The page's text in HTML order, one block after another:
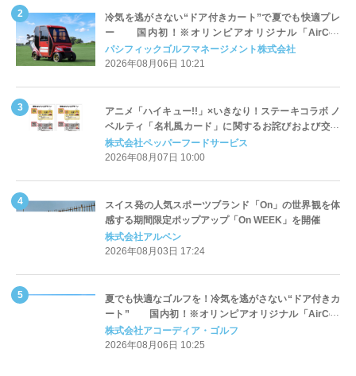
冷気を逃がさない“ドア付きカート”で夏でも快適プレ
ー 国内初！※オリンピアオリジナル「AirCon
Cart（エアコンカート）」導入 | ＰＧＭ
パシフィックゴルフマネージメント株式会社
2026年08月06日 10:21
アニメ「ハイキュー!!」×いきなり！ステーキコラボ ノ
ベルティ「名札風カード」に関するお詫びおよび交換
対応についてのご案内
株式会社ペッパーフードサービス
2026年08月07日 10:00
スイス発の人気スポーツブランド「On」の世界観を体
感する期間限定ポップアップ「On WEEK」を開催
株式会社アルペン
2026年08月03日 17:24
夏でも快適なゴルフを！冷気を逃がさない“ドア付きカ
ート” 国内初！※オリンピアオリジナル「AirCon
Cart（エアコンカート）」導入 | アコーディア・ゴ
ルフ
株式会社アコーディア・ゴルフ
2026年08月06日 10:25